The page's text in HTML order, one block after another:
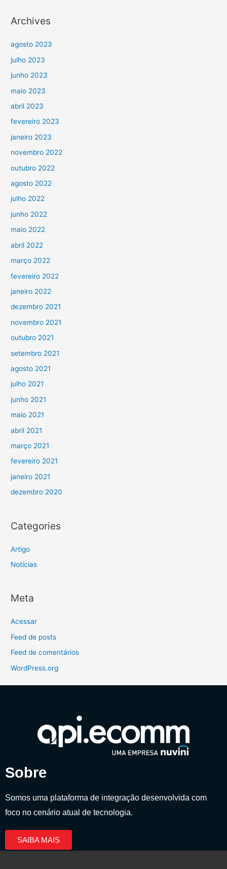
Archives
agosto 2023
julho 2023
junho 2023
maio 2023
abril 2023
fevereiro 2023
janeiro 2023
novembro 2022
outubro 2022
agosto 2022
julho 2022
junho 2022
maio 2022
abril 2022
março 2022
fevereiro 2022
janeiro 2022
dezembro 2021
novembro 2021
outubro 2021
setembro 2021
agosto 2021
julho 2021
junho 2021
maio 2021
abril 2021
março 2021
fevereiro 2021
janeiro 2021
dezembro 2020
Categories
Artigo
Notícias
Meta
Acessar
Feed de posts
Feed de comentários
WordPress.org
Sobre
Somos uma plataforma de integração desenvolvida com
foco no cenário atual de tecnologia.
SAIBA MAIS